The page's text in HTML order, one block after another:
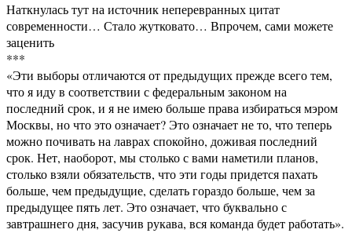
Наткнулась тут на источник неперевранных цитат
современности… Стало жутковато… Впрочем, сами можете
заценить
***
«Эти выборы отличаются от предыдущих прежде всего тем,
что я иду в соответствии с федеральным законом на
последний срок, и я не имею больше права избираться мэром
Москвы, но что это означает? Это означает не то, что теперь
можно почивать на лаврах спокойно, доживая последний
срок. Нет, наоборот, мы столько с вами наметили планов,
столько взяли обязательств, что эти годы придется пахать
больше, чем предыдущие, сделать гораздо больше, чем за
предыдущее пять лет. Это означает, что буквально с
завтрашнего дня, засучив рукава, вся команда будет работать».